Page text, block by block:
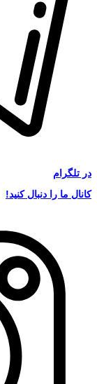
در تلگرام
کانال ما را دنبال کنید!